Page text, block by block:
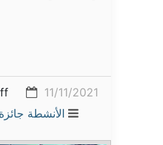
11/11/2021
الأنشطة